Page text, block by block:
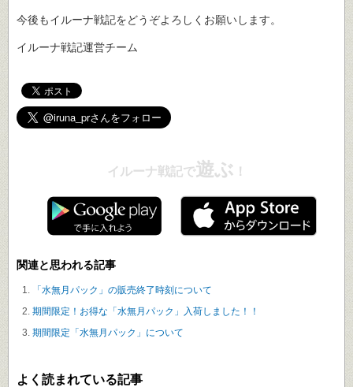
今後もイルーナ戦記をどうぞよろしくお願いします。
イルーナ戦記運営チーム
イルーナ戦記で遊ぶ ！
関連と思われる記事
「水無月パック」の販売終了時刻について
期間限定！お得な「水無月パック」入荷しました！！
期間限定「水無月パック」について
よく読まれている記事